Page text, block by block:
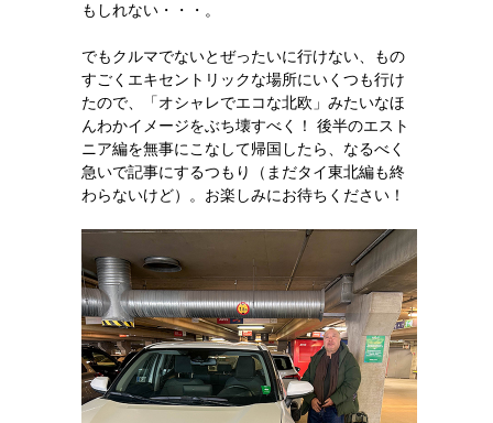
もしれない・・・。
でもクルマでないとぜったいに行けない、もの
すごくエキセントリックな場所にいくつも行け
たので、「オシャレでエコな北欧」みたいなほ
んわかイメージをぶち壊すべく！ 後半のエスト
ニア編を無事にこなして帰国したら、なるべく
急いで記事にするつもり（まだタイ東北編も終
わらないけど）。お楽しみにお待ちください！